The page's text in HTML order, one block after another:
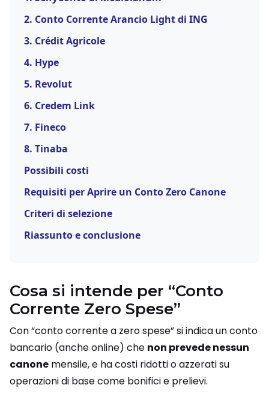
2. Conto Corrente Arancio Light di ING
3. Crédit Agricole
4. Hype
5. Revolut
6. Credem Link
7. Fineco
8. Tinaba
Possibili costi
Requisiti per Aprire un Conto Zero Canone
Criteri di selezione
Riassunto e conclusione
Cosa si intende per “Conto
Corrente Zero Spese”
Con “conto corrente a zero spese” si indica un conto
bancario (anche online) che non prevede nessun
canone mensile, e ha costi ridotti o azzerati su
operazioni di base come bonifici e prelievi.